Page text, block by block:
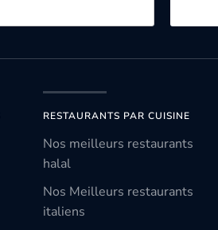
RESTAURANTS PAR CUISINE
Nos meilleurs restaurants
halal
Nos Meilleurs restaurants
italiens